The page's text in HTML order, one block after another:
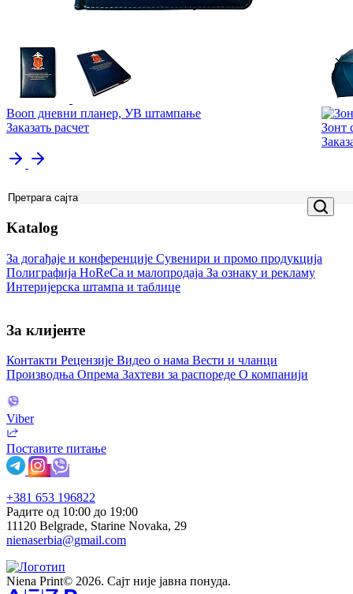
Вооп дневни планер, УВ штампање
Заказать расчет
Зонт
Katalog
За догађаје и конференције Сувенири и промо продукција
Полиграфија HoReCa и малопродаја За ознаку и рекламу
Интеријерска штампа и таблице
За клијенте
Контакти Рецензије Видео о нама Вести и чланци
Производња Опрема Захтеви за распореде О компанији
Viber
Поставите питање
+381 653 196822
Радите од 10:00 до 19:00
11120 Belgrade, Starine Novaka, 29
nienaserbia@gmail.com
Niena Print© 2026. Сајт није јавна понуда.